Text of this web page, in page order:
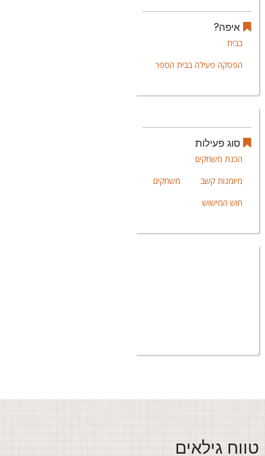
איפה?
בבית
הפסקה פעילה בבית הספר
סוג פעילות
הכנת משחקים
מיומנות קשב
משחקים
חוש המישוש
גילאים